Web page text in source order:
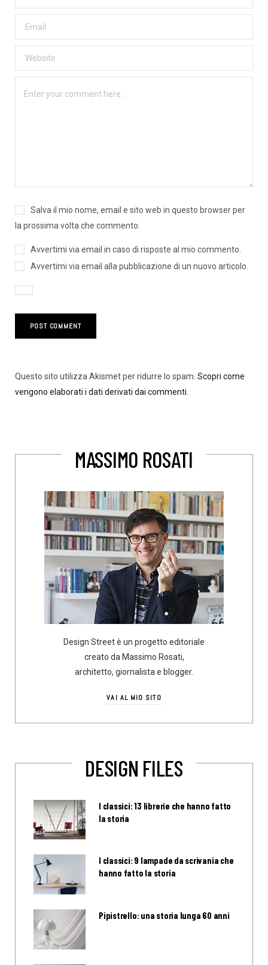
Salva il mio nome, email e sito web in questo browser per
la prossima volta che commento.
Avvertimi via email in caso di risposte al mio commento.
Avvertimi via email alla pubblicazione di un nuovo articolo.
Questo sito utilizza Akismet per ridurre lo spam. Scopri come
vengono elaborati i dati derivati dai commenti.
MASSIMO ROSATI
Design Street è un progetto editoriale
creato da Massimo Rosati,
architetto, giornalista e blogger.
VAI AL MIO SITO
DESIGN FILES
I classici: 13 librerie che hanno fatto
la storia
I classici: 9 lampade da scrivania che
hanno fatto la storia
Pipistrello: una storia lunga 60 anni